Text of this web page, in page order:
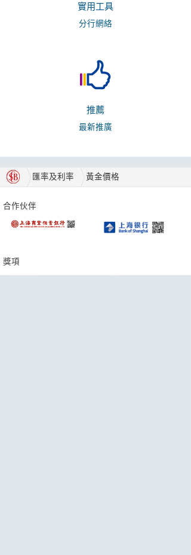
實用工具
分行網絡
推薦
最新推廣
匯率及利率 黃金價格
合作伙伴
獎項